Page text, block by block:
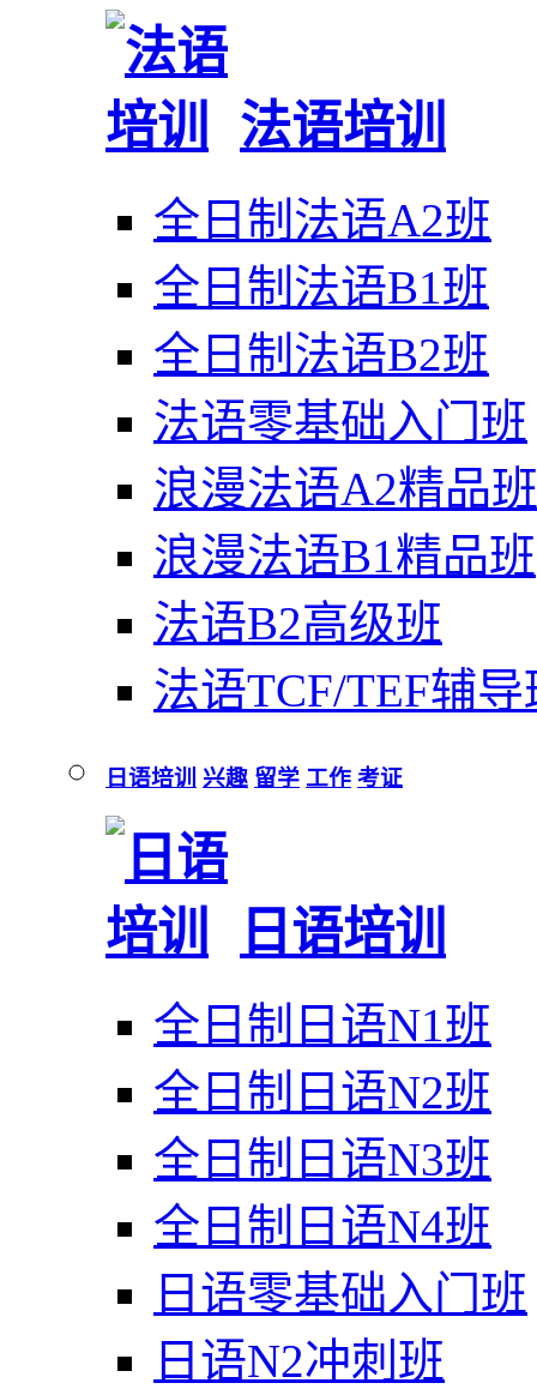
法语培训
全日制法语A2班
全日制法语B1班
全日制法语B2班
法语零基础入门班
浪漫法语A2精品班
浪漫法语B1精品班
法语B2高级班
法语TCF/TEF辅导
日语培训 兴趣 留学 工作 考证
日语培训
全日制日语N1班
全日制日语N2班
全日制日语N3班
全日制日语N4班
日语零基础入门班
日语N2冲刺班